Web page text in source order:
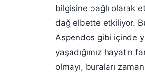
bilgisine bağlı olarak
dağ elbette etkiliyor.
Aspendos gibi içinde
yaşadığımız hayatın
olmayı, buraları